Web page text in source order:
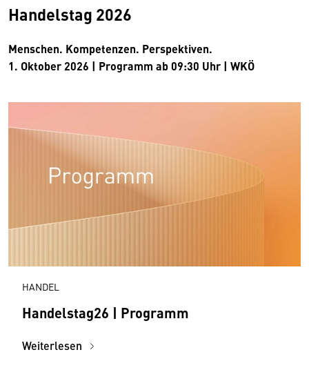
Handelstag 2026
Menschen. Kompetenzen. Perspektiven.
1. Oktober 2026 | Programm ab 09:30 Uhr | WKÖ
HANDEL
Handelstag26 | Programm
Weiterlesen